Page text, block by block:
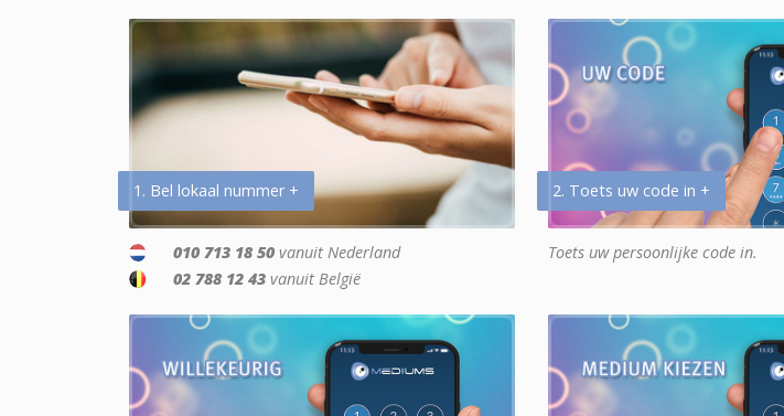
1. Bel lokaal nummer +
010 713 18 50 vanuit Nederland
02 788 12 43 vanuit België
2. Toets uw code in +
Toets uw persoonlijke code in.